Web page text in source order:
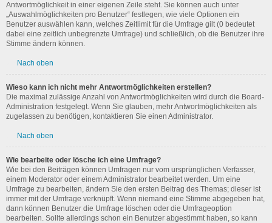
Antwortmöglichkeit in einer eigenen Zeile steht. Sie können auch unter
„Auswahlmöglichkeiten pro Benutzer“ festlegen, wie viele Optionen ein
Benutzer auswählen kann, welches Zeitlimit für die Umfrage gilt (0 bedeutet
dabei eine zeitlich unbegrenzte Umfrage) und schließlich, ob die Benutzer ihre
Stimme ändern können.
Nach oben
Wieso kann ich nicht mehr Antwortmöglichkeiten erstellen?
Die maximal zulässige Anzahl von Antwortmöglichkeiten wird durch die Board-
Administration festgelegt. Wenn Sie glauben, mehr Antwortmöglichkeiten als
zugelassen zu benötigen, kontaktieren Sie einen Administrator.
Nach oben
Wie bearbeite oder lösche ich eine Umfrage?
Wie bei den Beiträgen können Umfragen nur vom ursprünglichen Verfasser,
einem Moderator oder einem Administrator bearbeitet werden. Um eine
Umfrage zu bearbeiten, ändern Sie den ersten Beitrag des Themas; dieser ist
immer mit der Umfrage verknüpft. Wenn niemand eine Stimme abgegeben hat,
dann können Benutzer die Umfrage löschen oder die Umfrageoption
bearbeiten. Sollte allerdings schon ein Benutzer abgestimmt haben, so kann